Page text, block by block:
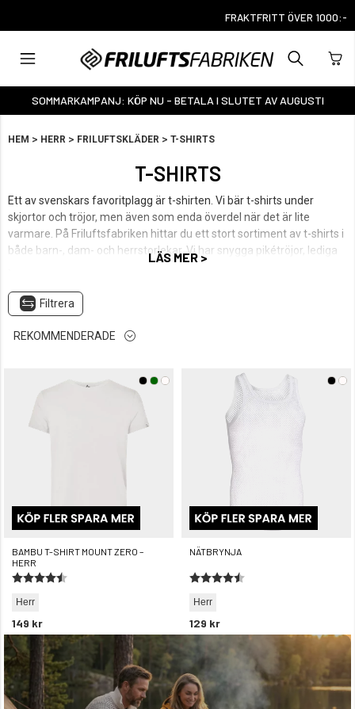
FRAKTFRITT ÖVER 1000:-
SOMMARKAMPANJ: KÖP NU - BETALA I SLUTET AV AUGUSTI
HEM > HERR > FRILUFTSKLÄDER > T-SHIRTS
T-SHIRTS
Ett av svenskars favoritplagg är t-shirten. Vi bär t-shirts under
skjortor och tröjor, men även som enda överdel när det är lite
varmare. På Friluftsfabriken hittar du ett stort sortiment av t-shirts i
både barn-, dam- och herrstorlekar. Vi har snygga pikétröjor, lediga
LÄS MER >
Filtrera
REKOMMENDERADE
BAMBU T-SHIRT MOUNT ZERO –
HERR
Herr
149 kr
Betyg:
4.2 utav 5 stjärnor
NÄTBRYNJA
Herr
129 kr
Betyg:
4.6 utav 5 stjärnor